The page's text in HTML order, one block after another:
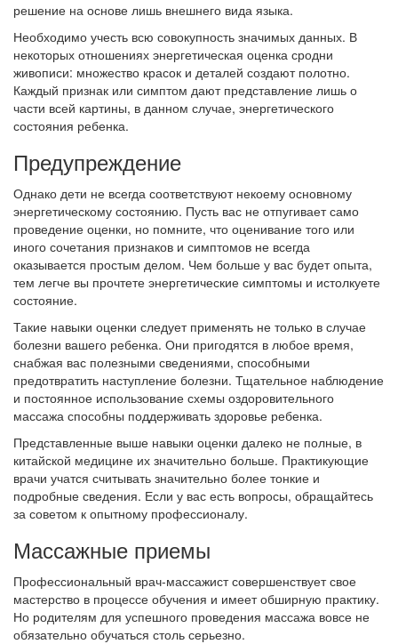
решение на основе лишь внешнего вида языка.
Необходимо учесть всю совокупность значимых данных. В
некоторых отношениях энергетическая оценка сродни
живописи: множество красок и деталей создают полотно.
Каждый признак или симптом дают представление лишь о
части всей картины, в данном случае, энергетического
состояния ребенка.
Предупреждение
Однако дети не всегда соответствуют некоему основному
энергетическому состоянию. Пусть вас не отпугивает само
проведение оценки, но помните, что оценивание того или
иного сочетания признаков и симптомов не всегда
оказывается простым делом. Чем больше у вас будет опыта,
тем легче вы прочтете энергетические симптомы и истолкуете
состояние.
Такие навыки оценки следует применять не только в случае
болезни вашего ребенка. Они пригодятся в любое время,
снабжая вас полезными сведениями, способными
предотвратить наступление болезни. Тщательное наблюдение
и постоянное использование схемы оздоровительного
массажа способны поддерживать здоровье ребенка.
Представленные выше навыки оценки далеко не полные, в
китайской медицине их значительно больше. Практикующие
врачи учатся считывать значительно более тонкие и
подробные сведения. Если у вас есть вопросы, обращайтесь
за советом к опытному профессионалу.
Массажные приемы
Профессиональный врач-массажист совершенствует свое
мастерство в процессе обучения и имеет обширную практику.
Но родителям для успешного проведения массажа вовсе не
обязательно обучаться столь серьезно.